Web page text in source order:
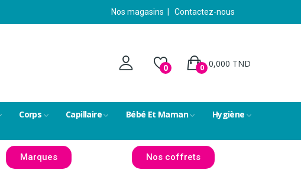
Nos magasins Contactez-nous
0 0,000 TND
0
Corps Capillaire Bébé Et Maman
Hygiène
Marques Nos coffrets